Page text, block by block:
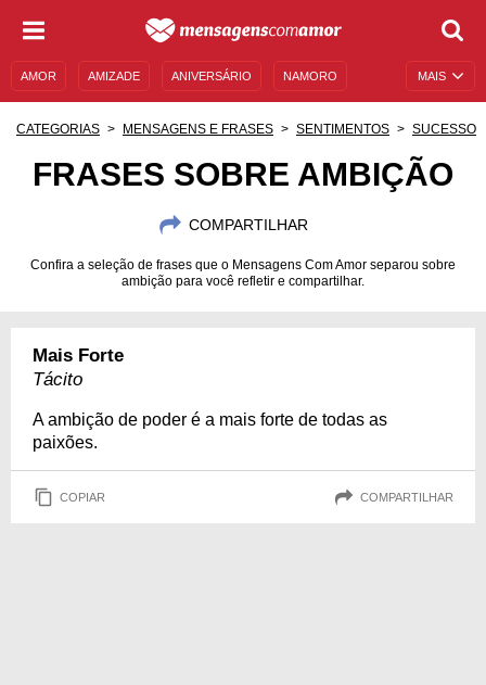
MAIS
AMOR AMIZADE ANIVERSÁRIO NAMORO
CATEGORIAS MENSAGENS E FRASES SENTIMENTOS SUCESSO
FRASES SOBRE AMBIÇÃO
COMPARTILHAR
Confira a seleção de frases que o Mensagens Com Amor separou sobre
ambição para você refletir e compartilhar.
Mais Forte
Tácito
A ambição de poder é a mais forte de todas as
paixões.
COPIAR COMPARTILHAR